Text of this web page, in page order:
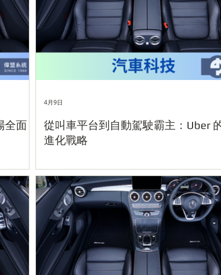
全面
從叫車平台到自動駕駛霸主：Uber
進化戰略
4月9日